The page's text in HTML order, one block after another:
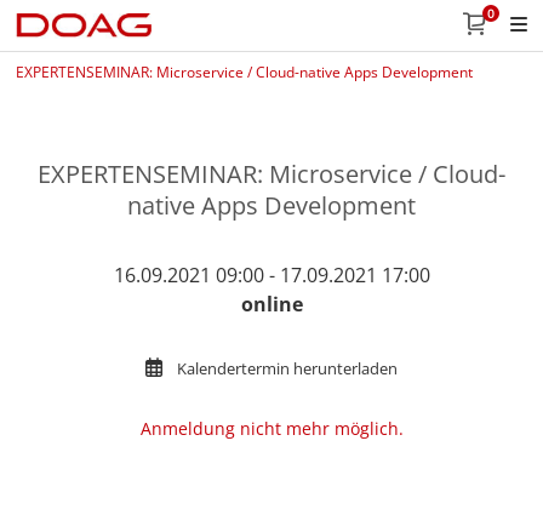
0
EXPERTENSEMINAR: Microservice / Cloud-native Apps Development
EXPERTENSEMINAR: Microservice / Cloud-
native Apps Development
16.09.2021 09:00 - 17.09.2021 17:00
online
Kalendertermin herunterladen
Anmeldung nicht mehr möglich.